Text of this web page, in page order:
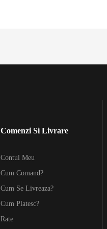
Comenzi Si Livrare
Contul Meu
Cum Comand?
Cum Se Livreaza?
Cum Platesc?
Rate